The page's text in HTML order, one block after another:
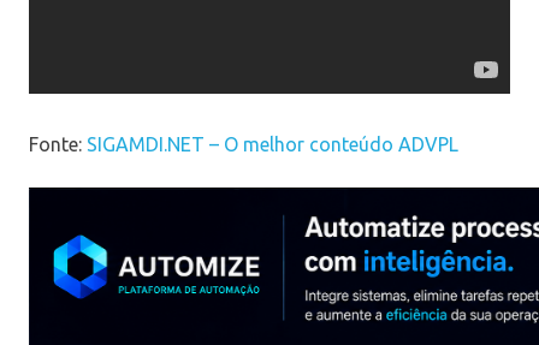
Fonte: SIGAMDI.NET – O melhor conteúdo ADVPL